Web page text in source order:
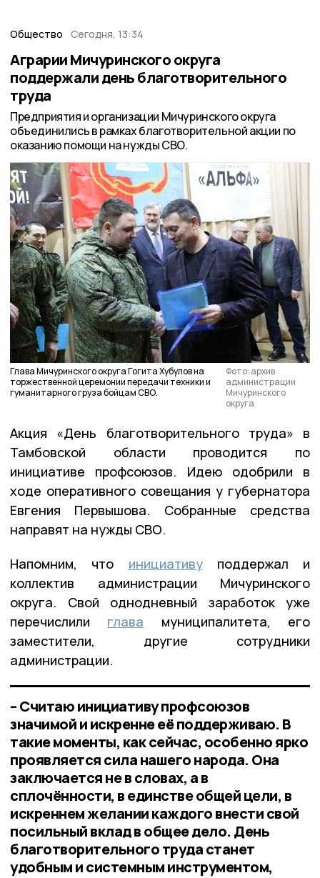
Общество Сегодня, 13:34
Аграрии Мичуринского округа
поддержали день благотворительного
труда
Предприятия и организации Мичуринского округа
объединились в рамках благотворительной акции по
оказанию помощи на нужды СВО.
Глава Мичуринского округа Гогита Хубулов на
торжественной церемонии передачи техники и
гуманитарного груза бойцам СВО.
Фото: архив
администрации
Мичуринского
округа
Акция «День благотворительного труда» в
Тамбовской области проводится по
инициативе профсоюзов. Идею одобрили в
ходе оперативного совещания у губернатора
Евгения Первышова. Собранные средства
направят на нужды СВО.
Напомним, что инициативуподдержал и
коллектив администрации Мичуринского
округа. Свой однодневный заработок уже
перечислили глава муниципалитета, его
заместители, другие сотрудники
администрации.
– Считаю инициативу профсоюзов
значимой и искренне её поддерживаю. В
такие моменты, как сейчас, особенно ярко
проявляется сила нашего народа. Она
заключается не в словах, а в
сплочённости, в единстве общей цели, в
искреннем желании каждого внести свой
посильный вклад в общее дело. День
благотворительного труда станет
удобным и системным инструментом,